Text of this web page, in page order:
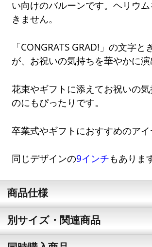
い向けのバルーンです。ヘリウ
きません。
「CONGRATS GRAD!」の文字と
が、お祝いの気持ちを華やかに演
花束やギフトに添えてお祝いの
のにもぴったりです。
卒業式やギフトにおすすめのアイ
同じデザインの9インチもありま
商品仕様
別サイズ・関連商品